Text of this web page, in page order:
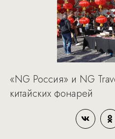
«NG Россия» и NG
китайских фонарей